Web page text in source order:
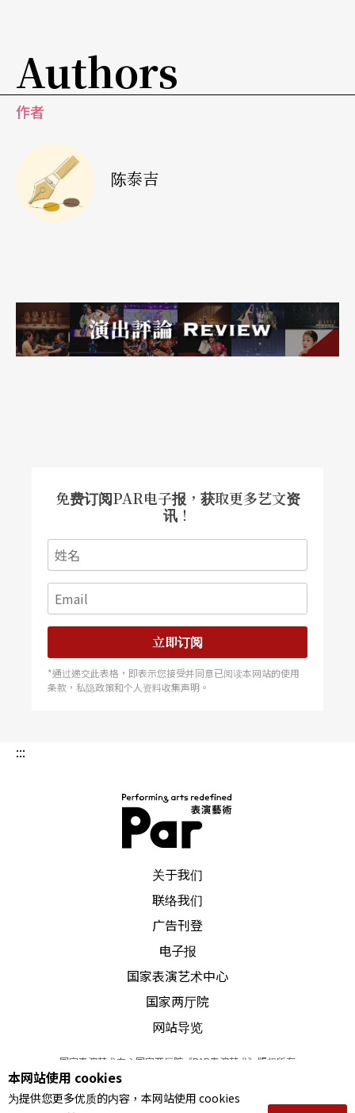
Authors
作者
陈泰吉
免费订阅PAR电子报，获取更多艺文资
讯！
立即订阅
*通过递交此表格，即表示您接受并同意已阅读本网站的使用
条款，私隐政策和个人资料收集声明。
:::
关于我们
联络我们
广告刊登
电子报
国家表演艺术中心
国家两厅院
网站导览
国家表演艺术中心国家两厅院《PAR表演艺术》版权所有
© 2022Performing arts redefined. All Rights Reserved
统一编号 Tax Id number 00973926
本网站使用 cookies
为提供您更多优质的内容，本网站使用 cookies